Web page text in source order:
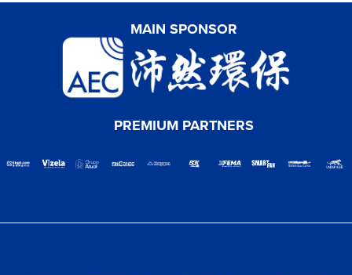
MAIN SPONSOR
PREMIUM PARTNERS